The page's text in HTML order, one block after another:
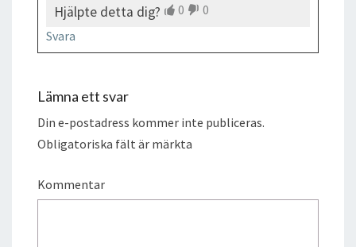
Hjälpte detta dig? 0
0
Svara
Lämna ett svar
Din e-postadress kommer inte publiceras.
Obligatoriska fält är märkta
Kommentar